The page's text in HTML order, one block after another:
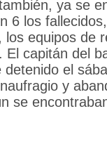
ya se
6 los
equipos de
El capitán del
el
y
se